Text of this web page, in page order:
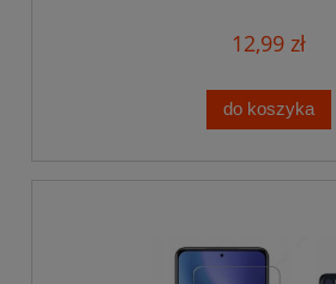
12,99 zł
do koszyka